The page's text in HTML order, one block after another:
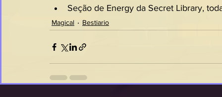
Seção de Energy da Secret Library,
Magical Bestiario